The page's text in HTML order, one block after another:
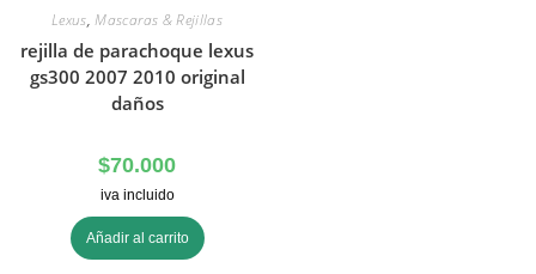
Lexus,Mascaras & Rejillas
rejilla de parachoque lexus
gs300 2007 2010 original
daños
$70.000
iva incluido
Añadir al carrito